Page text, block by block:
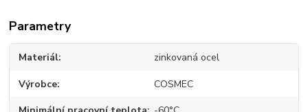
Parametry
Materiál zinkovaná ocel
Výrobce COSMEC